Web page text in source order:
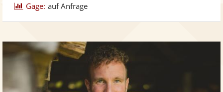
Gage: auf Anfrage